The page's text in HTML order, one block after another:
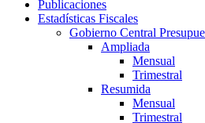
Publicaciones
Estadísticas Fiscales
Gobierno Central
Ampliada
Mensual
Trimestral
Resumida
Mensual
Trimestral